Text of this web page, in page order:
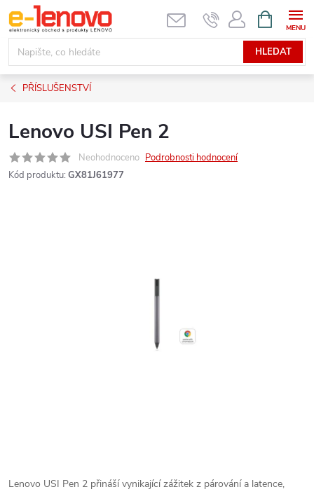
Přejít
na
obsah
HLEDAT
NÁKUPNÍ
KOŠÍK
PŘÍSLUŠENSTVÍ
Lenovo USI Pen 2
Neohodnoceno Podrobnosti hodnocení
Kód produktu: GX81J61977
Lenovo USI Pen 2 přináší vynikající zážitek z párování a latence,